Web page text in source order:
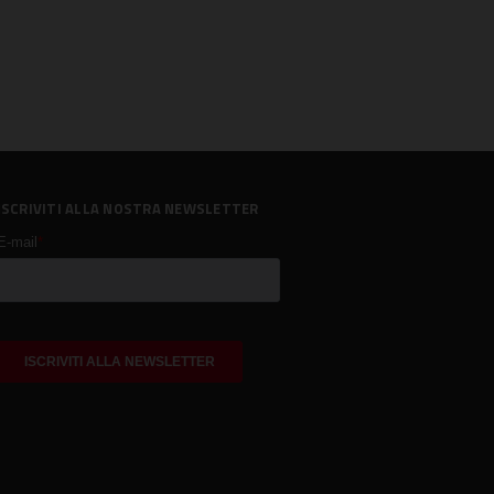
ALLA NOSTRA NEWSLETTER